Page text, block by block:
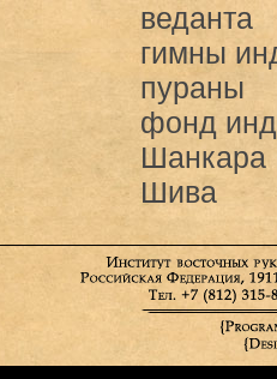
веданта
гимны
пураны
фонд
Шанкара
Шива